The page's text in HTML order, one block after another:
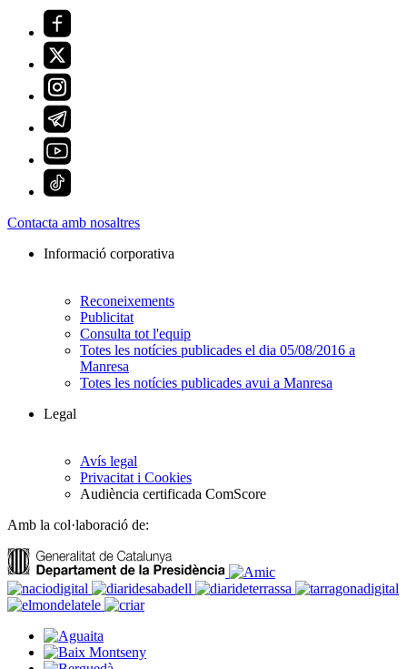
Contacta amb nosaltres
Informació corporativa
Reconeixements
Publicitat
Consulta tot l'equip
Totes les notícies publicades el dia 05/08/2016 a
Manresa
Totes les notícies publicades avui a Manresa
Legal
Avís legal
Privacitat i Cookies
Audiència certificada ComScore
Amb la col·laboració de: